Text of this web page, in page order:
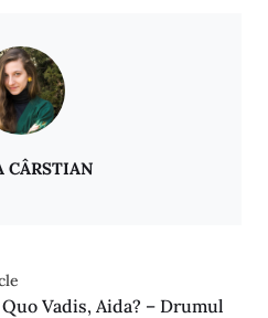
CÂRSTIAN
Vadis, Aida? – Drumul